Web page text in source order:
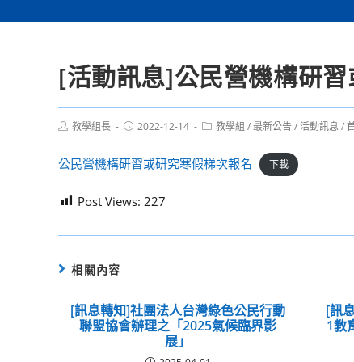
[活動訊息]公民營機構研
Post教學組長
Post2022-12-14
Post教學組 /最新公告/活動訊息 /
公民營機構研習或研究寒假梯次報名 下載
Post Views: 227
相關內容
[訊息轉知]社團法人台灣綠色公民行動
聯盟協會辦理之「2025氣候臨界影
展」
[訊
1教